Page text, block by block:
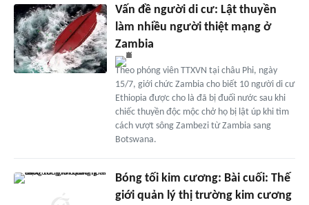
Vấn đề người di cư: Lật thuyền
làm nhiều người thiệt mạng ở
Zambia
Theo phóng viên TTXVN tại châu Phi, ngày
15/7, giới chức Zambia cho biết 10 người di cư
Ethiopia được cho là đã bị đuối nước sau khi
chiếc thuyền độc mộc chở họ bị lật úp khi tìm
cách vượt sông Zambezi từ Zambia sang
Botswana.
Bóng tối kim cương: Bài cuối: Thế
giới quản lý thị trường kim cương